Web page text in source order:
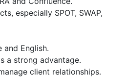
especially SPOT, SWAP,
and English.
a strong advantage.
client relationships.